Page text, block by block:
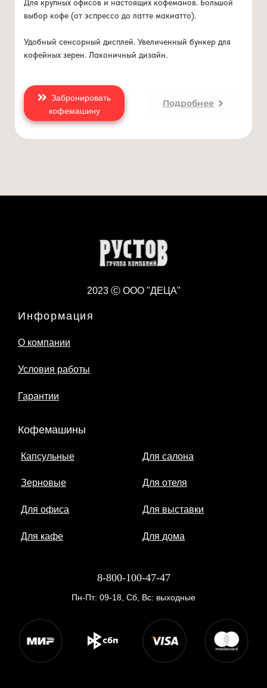
Для крупных офисов и настоящих кофеманов. Большой
выбор кофе (от эспрессо до латте макиатто).
Удобный сенсорный дисплей. Увеличенный бункер для
кофейных зерен. Лаконичный дизайн.
поддон для кофейных отходов
возможность прямого подключения к емкости с водой и
два термоблока и помпа с давлением 19 Бар
Забронировать
кофемашину
Подробнее
2023 Ⓒ ООО "ДЕЦА"
Информация
О компании
Условия работы
Гарантии
Кофемашины
Капсульные
Зерновые
Для офиса
Для кафе
Для салона
Для отеля
Для выставки
Для дома
8-800-100-47-47
Пн-Пт: 09-18, Сб, Вс: выходные